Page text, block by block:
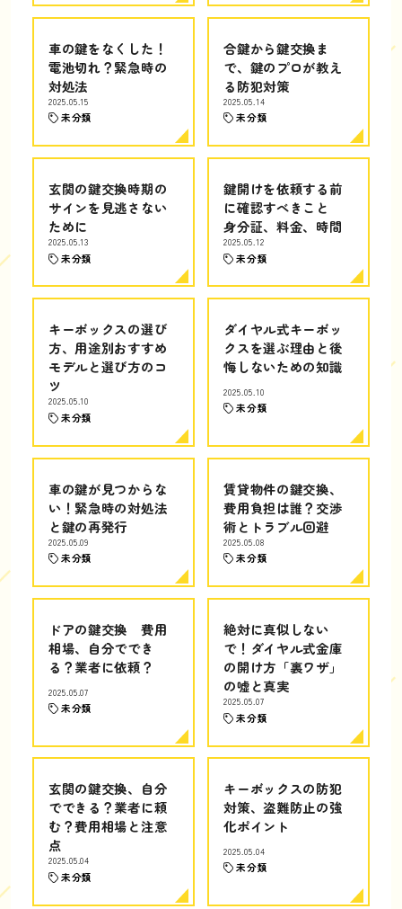
車の鍵をなくした！
電池切れ？緊急時の
対処法
2025.05.15
未分類
合鍵から鍵交換ま
で、鍵のプロが教え
る防犯対策
2025.05.14
未分類
玄関の鍵交換時期の
サインを見逃さない
ために
2025.05.13
未分類
鍵開けを依頼する前
に確認すべきこと
身分証、料金、時間
2025.05.12
未分類
キーボックスの選び
方、用途別おすすめ
モデルと選び方のコ
ツ
2025.05.10
未分類
ダイヤル式キーボッ
クスを選ぶ理由と後
悔しないための知識
2025.05.10
未分類
車の鍵が見つからな
い！緊急時の対処法
と鍵の再発行
2025.05.09
未分類
賃貸物件の鍵交換、
費用負担は誰？交渉
術とトラブル回避
2025.05.08
未分類
ドアの鍵交換 費用
相場、自分ででき
る？業者に依頼？
2025.05.07
未分類
絶対に真似しない
で！ダイヤル式金庫
の開け方「裏ワザ」
の嘘と真実
2025.05.07
未分類
玄関の鍵交換、自分
でできる？業者に頼
む？費用相場と注意
点
2025.05.04
未分類
キーボックスの防犯
対策、盗難防止の強
化ポイント
2025.05.04
未分類